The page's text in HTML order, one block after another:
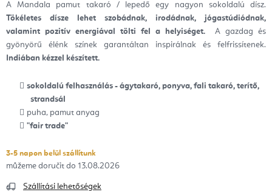
A Mandala pamut takaró / lepedő egy nagyon sokoldalú dísz.
Tökéletes dísze lehet szobádnak, irodádnak, jógastúdiódnak,
valamint pozitív energiával tölti fel a helyiséget.
A gazdag és
gyönyörű élénk színek garantáltan inspirálnak és felfrissítenek.
Indiában kézzel készített.
sokoldalú felhasználás - ágytakaró, ponyva, fali takaró, terítő,
strandsál
puha, pamut anyag
"fair trade"
3-5 napon belül szállítunk
13.08.2026
Szállítási lehetőségek